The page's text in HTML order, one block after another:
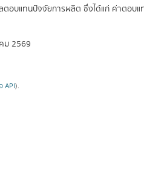
อบแทนปัจจัยการผลิต ซึ่งได้แก่ ค่าตอบแท
ม 2569
API).